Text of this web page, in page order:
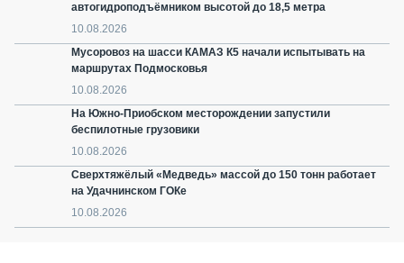
автогидроподъёмником высотой до 18,5 метра
10.08.2026
Мусоровоз на шасси КАМАЗ К5 начали испытывать на
маршрутах Подмосковья
10.08.2026
На Южно-Приобском месторождении запустили
беспилотные грузовики
10.08.2026
Сверхтяжёлый «Медведь» массой до 150 тонн работает
на Удачнинском ГОКе
10.08.2026